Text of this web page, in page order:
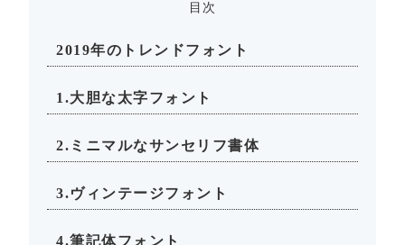
目次
2019年のトレンドフォント
1.大胆な太字フォント
2.ミニマルなサンセリフ書体
3.ヴィンテージフォント
4.筆記体フォント